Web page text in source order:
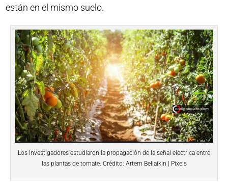
están en el mismo suelo.
Los investigadores estudiaron la propagación de la señal eléctrica entre
las plantas de tomate. Crédito: Artem Beliaikin | Pixels